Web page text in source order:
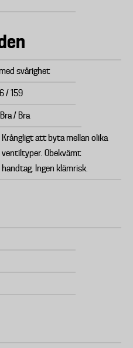
svårighet
/ 159
/ Bra
Krångligt att byta mellan olika
ventiltyper. Obekvämt
handtag. Ingen klämrisk.